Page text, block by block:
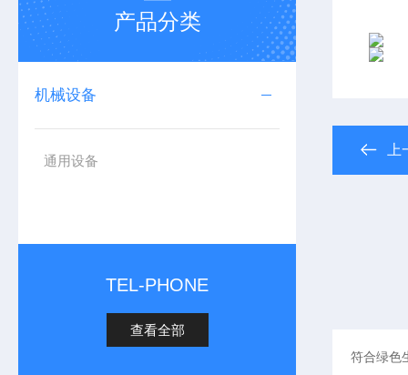
产品分类
机械设备
通用设备
TEL-PHONE
查看全部